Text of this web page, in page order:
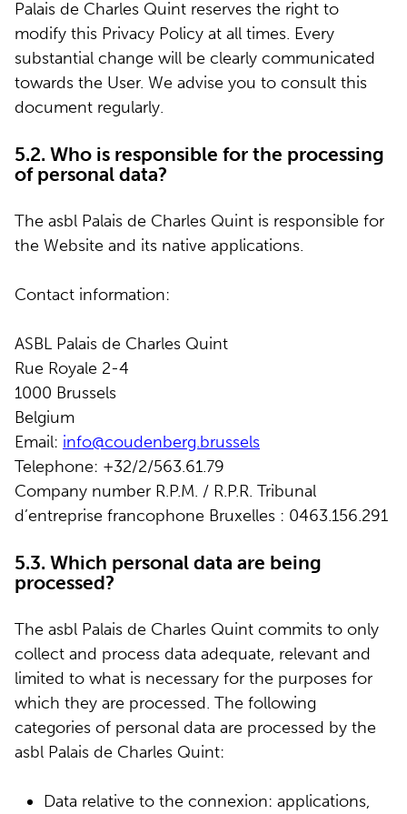
Palais de Charles Quint reserves the right to
modify this Privacy Policy at all times. Every
substantial change will be clearly communicated
towards the User. We advise you to consult this
document regularly.
5.2. Who is responsible for the processing
of personal data?
The asbl Palais de Charles Quint is responsible for
the Website and its native applications.
Contact information:
ASBL Palais de Charles Quint
Rue Royale 2-4
1000 Brussels
Belgium
Email: info@coudenberg.brussels
Telephone: +32/2/563.61.79
Company number R.P.M. / R.P.R. Tribunal
d’entreprise francophone Bruxelles : 0463.156.291
5.3. Which personal data are being
processed?
The asbl Palais de Charles Quint commits to only
collect and process data adequate, relevant and
limited to what is necessary for the purposes for
which they are processed. The following
categories of personal data are processed by the
asbl Palais de Charles Quint:
Data relative to the connexion: applications,